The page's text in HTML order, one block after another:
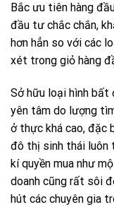
Bắc ưu tiên hàng
đầu tư chắc chắn,
hơn hẳn so với các
xét trong giỏ hàng
Sở hữu loại hình
yên tâm do lượng
ở thực khá cao, đặc
đô thị sinh thái luôn
kí quyền mua như
doanh cũng rất sôi
hút các chuyên gia